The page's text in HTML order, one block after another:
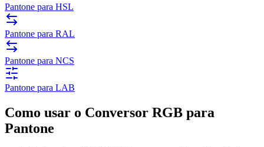
Pantone para HSL
Pantone para RAL
Pantone para NCS
Pantone para LAB
Como usar o Conversor RGB para
Pantone